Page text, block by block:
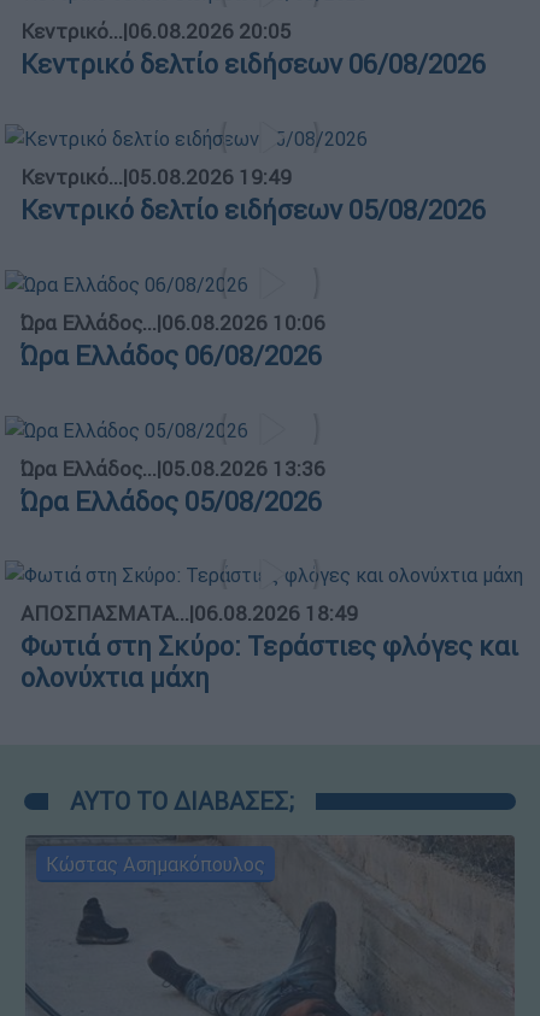
Κεντρικό...|06.08.2026 20:05
Κεντρικό δελτίο ειδήσεων 06/08/2026
Κεντρικό...|05.08.2026 19:49
Κεντρικό δελτίο ειδήσεων 05/08/2026
Ώρα Ελλάδος...|06.08.2026 10:06
Ώρα Ελλάδος 06/08/2026
Ώρα Ελλάδος...|05.08.2026 13:36
Ώρα Ελλάδος 05/08/2026
ΑΠΟΣΠΑΣΜΑΤΑ...|06.08.2026 18:49
Φωτιά στη Σκύρο: Τεράστιες φλόγες και
ολονύχτια μάχη
ΑΥΤΟ ΤΟ ΔΙΑΒΑΣΕΣ;
Κώστας Ασημακόπουλος